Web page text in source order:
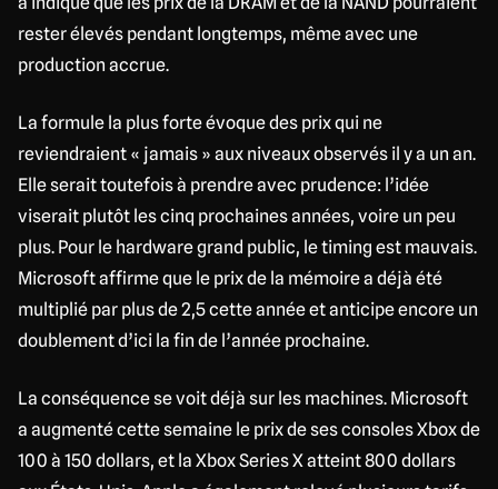
rester élevés pendant longtemps, même avec une
production accrue.
La formule la plus forte évoque des prix qui ne
reviendraient « jamais » aux niveaux observés il y a un an.
Elle serait toutefois à prendre avec prudence: l’idée
viserait plutôt les cinq prochaines années, voire un peu
plus. Pour le hardware grand public, le timing est mauvais.
Microsoft affirme que le prix de la mémoire a déjà été
multiplié par plus de 2,5 cette année et anticipe encore un
doublement d’ici la fin de l’année prochaine.
La conséquence se voit déjà sur les machines. Microsoft
a augmenté cette semaine le prix de ses consoles Xbox de
100 à 150 dollars, et la Xbox Series X atteint 800 dollars